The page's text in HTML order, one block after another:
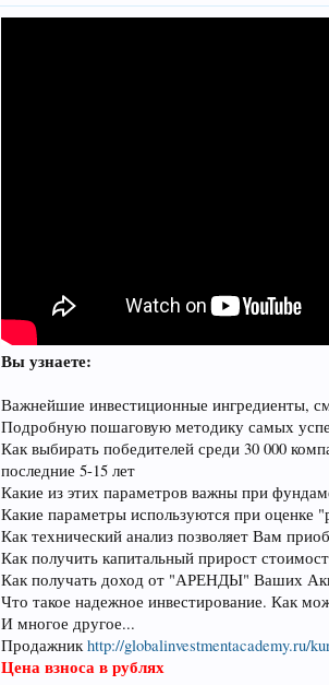
Вы узнаете:
Важнейшие инвестиционные ингредиенты,
Подробную пошаговую методику самых
Как выбирать победителей среди 30 000
последние 5-15 лет
Какие из этих параметров важны при
Какие параметры используются при оценке
Как технический анализ позволяет Вам
Как получить капитальный прирост
Как получать доход от "АРЕНДЫ" Ваших
Что такое надежное инвестирование. Как
И многое другое...
Продажникhttp://globalinvestmentacademy.ru/
Цена взноса в рублях